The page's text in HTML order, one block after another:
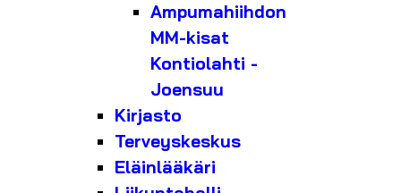
Ampumahiihdon
MM-kisat
Kontiolahti -
Joensuu
Kirjasto
Terveyskeskus
Eläinlääkäri